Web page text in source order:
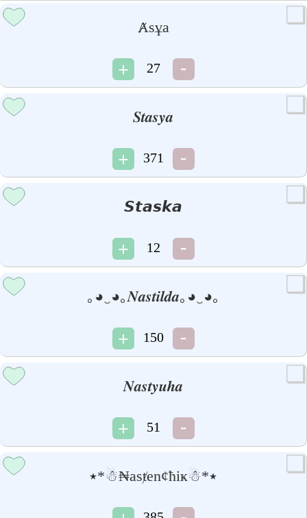
Ⱥsұa
27
𝑺𝒕𝒂𝒔𝒚𝒂
371
𝙎𝙩𝙖𝙨𝙠𝙖
12
｡◕‿◕｡𝑵𝒂𝒔𝒕𝒊𝒍𝒅𝒂｡◕‿◕｡
150
𝑵𝒂𝒔𝒕𝒚𝒖𝒉𝒂
51
٭*☃₦asⱦen¢ħiҝ☃*٭